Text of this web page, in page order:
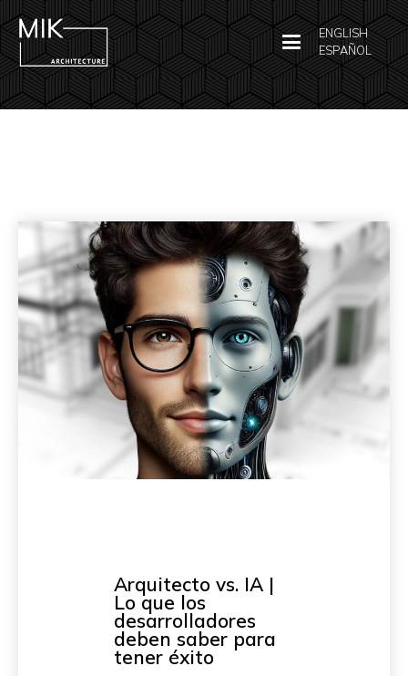
ENGLISH
ESPAÑOL
Arquitecto vs. IA |
Lo que los
desarrolladores
deben saber para
tener éxito